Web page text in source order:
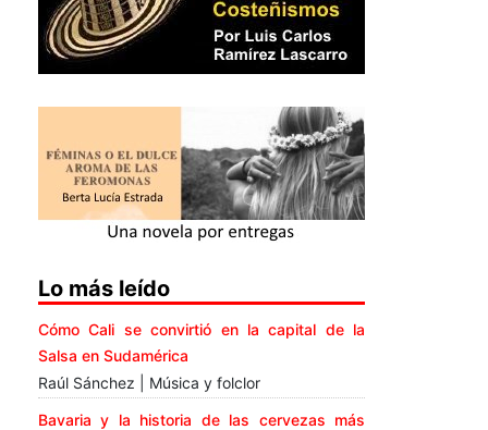
Lo más leído
Cómo Cali se convirtió en la capital de la
Salsa en Sudamérica
Raúl Sánchez | Música y folclor
Bavaria y la historia de las cervezas más